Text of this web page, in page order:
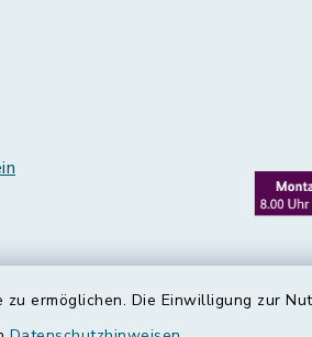
ermöglichen. Die Einwilligung zur